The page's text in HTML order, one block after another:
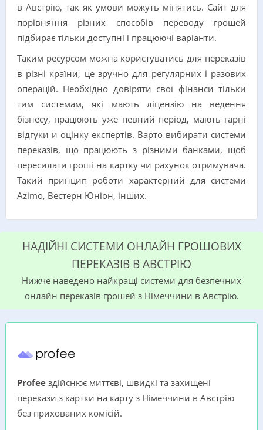
в Австрію, так як умови можуть мінятись. Сайт для
порівняння різних способів переводу грошей
підбирає тільки доступні і працюючі варіанти.
Таким ресурсом можна користуватись для переказів
в різні країни, це зручно для регулярних і разових
операцій. Необхідно довіряти свої фінанси тільки
тим системам, які мають ліцензію на ведення
бізнесу, працюють уже певний період, мають гарні
відгуки и оцінку експертів. Варто вибирати системи
переказів, що працюють з різними банками, щоб
пересилати гроші на картку чи рахунок отримувача.
Такий принцип роботи характерний для системи
Azimo, Вестерн Юніон, інших.
НАДІЙНІ СИСТЕМИ ОНЛАЙН ГРОШОВИХ
ПЕРЕКАЗІВ В АВСТРІЮ
Нижче наведено найкращі системи для безпечних
онлайн переказів грошей з Німеччини в Австрію.
Profee здійснює миттєві, швидкі та захищені
перекази з картки на карту з Німеччини в Австрію
без прихованих комісій.